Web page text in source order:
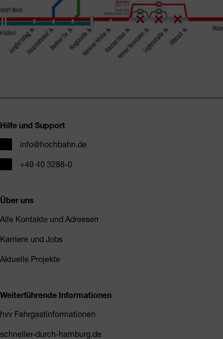
Hilfe und Support
E-Mailinfo@hochbahn.de
Telefon+49 40 3288-0
Über uns
Alle Kontakte und Adressen
Karriere und Jobs
Aktuelle Projekte
Weiterführende Informationen
hvv Fahrgastinformationen
schneller-durch-hamburg.de